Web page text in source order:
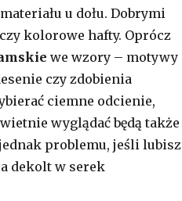
u dołu. Dobrymi
kolorowe hafty. Oprócz
we wzory – motywy
czy zdobienia
ciemne odcienie,
wyglądać będą także
problemu, jeśli lubisz
dekolt w serek